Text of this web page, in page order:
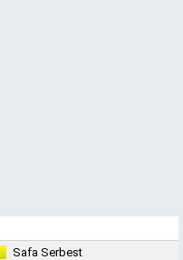
Safa Serbest